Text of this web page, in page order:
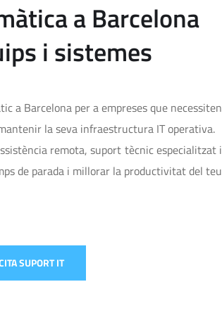
a Barcelona
i sistemes
a Barcelona per a empreses que necessiten
la seva infraestructura IT operativa.
remota, suport tècnic especialitzat i
de parada i millorar la productivitat del teu
SUPORT IT